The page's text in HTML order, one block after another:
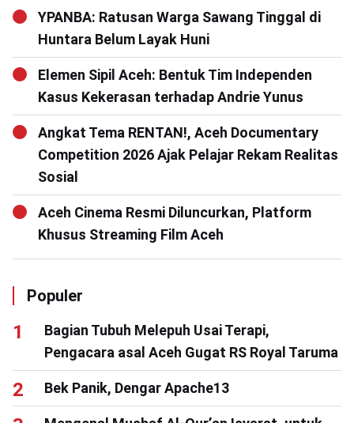
YPANBA: Ratusan Warga Sawang Tinggal di
Huntara Belum Layak Huni
Elemen Sipil Aceh: Bentuk Tim Independen
Kasus Kekerasan terhadap Andrie Yunus
Angkat Tema RENTAN!, Aceh Documentary
Competition 2026 Ajak Pelajar Rekam Realitas
Sosial
Aceh Cinema Resmi Diluncurkan, Platform
Khusus Streaming Film Aceh
Populer
Bagian Tubuh Melepuh Usai Terapi,
Pengacara asal Aceh Gugat RS Royal Taruma
Bek Panik, Dengar Apache13